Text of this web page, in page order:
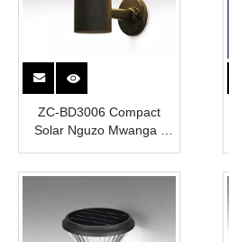
ZC-BD3006 Compact
Solar Nguzo Mwanga |